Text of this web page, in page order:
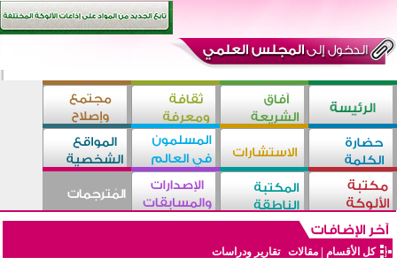
كل الأقسام |مقالات تقارير ودراسات